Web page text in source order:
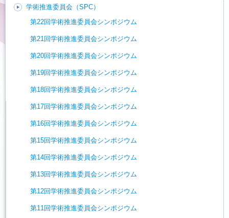
学術推進委員会（SPC）
第22回学術推進委員会シンポジウム
第21回学術推進委員会シンポジウム
第20回学術推進委員会シンポジウム
第19回学術推進委員会シンポジウム
第18回学術推進委員会シンポジウム
第17回学術推進委員会シンポジウム
第16回学術推進委員会シンポジウム
第15回学術推進委員会シンポジウム
第14回学術推進委員会シンポジウム
第13回学術推進委員会シンポジウム
第12回学術推進委員会シンポジウム
第11回学術推進委員会シンポジウム